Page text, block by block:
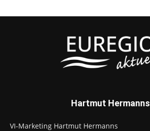
Hartmut Hermanns
VI-Marketing Hartmut Hermanns